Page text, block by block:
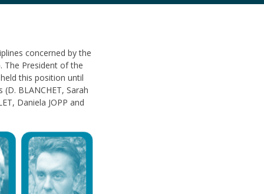
concerned by the
The President of the
this position until
BLANCHET, Sarah
Daniela JOPP and